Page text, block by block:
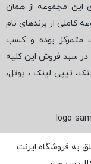
این مجموعه از همان
کاملی از برندهای نام
متمرکز بوده و کسب
در سبد فروش این کلیه
تیپی لینک ، یوتل،
به فروشگاه ایرنت